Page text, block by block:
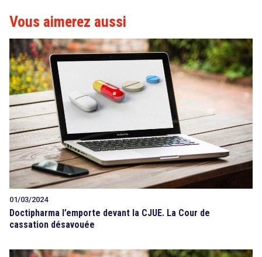
Vous aimerez aussi
01/03/2024
Doctipharma l’emporte devant la CJUE. La Cour de
cassation désavouée